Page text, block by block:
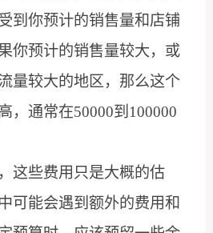
到你预计的销售量和店铺
你预计的销售量较大，或
量较大的地区，那么这个
，通常在50000到100000
些费用只是大概的估
可能会遇到额外的费用和